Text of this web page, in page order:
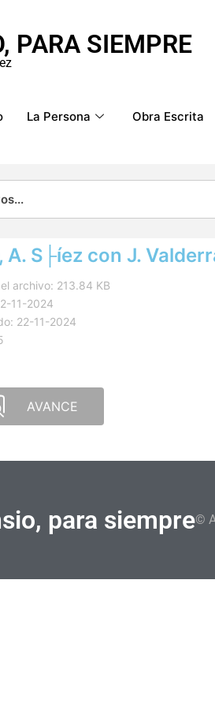
PARA SIEMPRE
La Persona Obra Escrita
A. S├íez con J.
archivo: 213.84 KB
11-2024
22-11-2024
AVANCE
para siempre©